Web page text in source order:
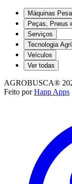
Máquinas
Peças, Pneus
Serviços
Tecnologia
Veículos
Ver todas
AGROBUSCA®
Feito por Happ Apps